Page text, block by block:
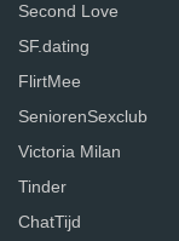
Second Love
SF.dating
FlirtMee
SeniorenSexclub
Victoria Milan
Tinder
ChatTijd